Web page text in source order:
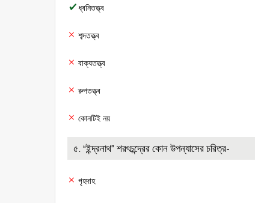
ধ্বনিতত্ত্ব
শব্দতত্ত্ব
বাক্যতত্ত্ব
রুপতত্ত্ব
কোনটিই নয়
৫. “ইন্দ্রনাথ” শরৎচন্দ্রের কোন উপন্যাসের চরিত্র-
গৃহদাহ